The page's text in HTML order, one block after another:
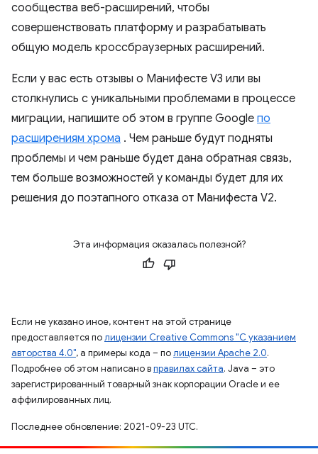
сообщества веб-расширений, чтобы
совершенствовать платформу и разрабатывать
общую модель кроссбраузерных расширений.
Если у вас есть отзывы о Манифесте V3 или вы
столкнулись с уникальными проблемами в процессе
миграции, напишите об этом в группе Google по
расширениям хрома . Чем раньше будут подняты
проблемы и чем раньше будет дана обратная связь,
тем больше возможностей у команды будет для их
решения до поэтапного отказа от Манифеста V2.
Эта информация оказалась полезной?
Если не указано иное, контент на этой странице
предоставляется полицензии Creative Commons "С указанием
авторства 4.0", а примеры кода – полицензии Apache 2.0.
Подробнее об этом написано вправилах сайта. Java – это
зарегистрированный товарный знак корпорации Oracle и ее
аффилированных лиц.
Последнее обновление: 2021-09-23 UTC.